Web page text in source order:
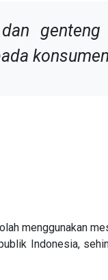
dan
menggunakan
Indonesia,